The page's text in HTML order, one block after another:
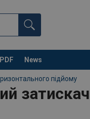
News
підйому